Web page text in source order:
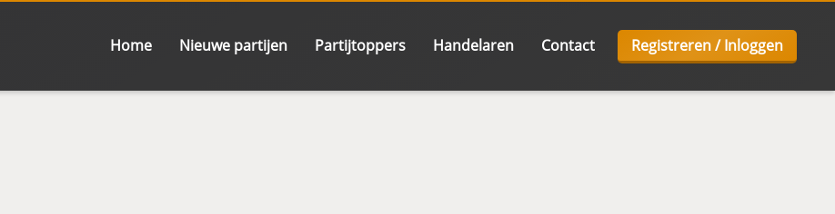
Home Nieuwe partijen Partijtoppers Handelaren Contact Registreren / Inloggen